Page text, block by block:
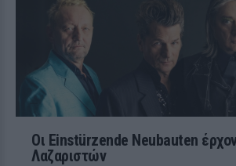
Οι Einstürzende Neubauten
Λαζαριστών